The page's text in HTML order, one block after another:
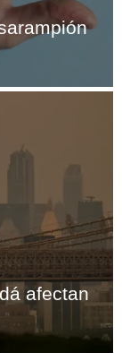
afectan